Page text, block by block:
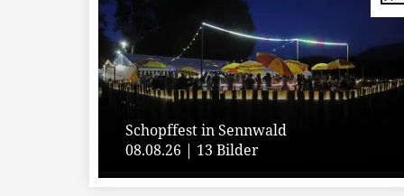
Schopffest in Sennwald
08.08.26 | 13 Bilder